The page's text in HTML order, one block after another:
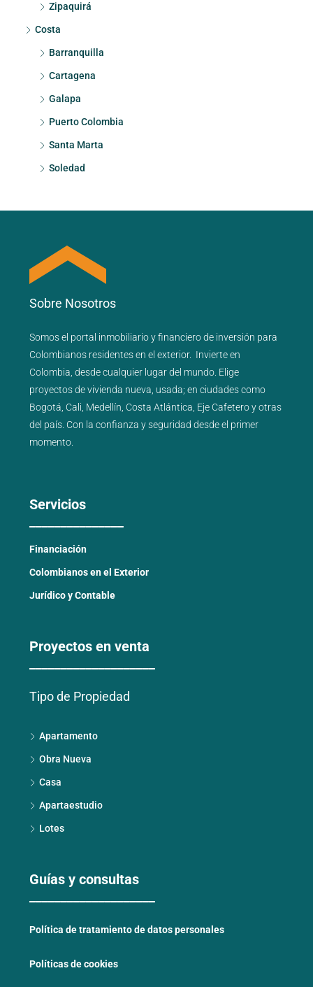
Zipaquirá
Costa
Barranquilla
Cartagena
Galapa
Puerto Colombia
Santa Marta
Soledad
Sobre Nosotros
Somos el portal inmobiliarioyfinancierode inversión para
Colombianos residentes en el exterior. Invierte en
Colombia, desde cualquier lugar del mundo. Elige
proyectos devivienda nueva usada; en ciudades como
Bogotá Cali Medellín Costa Atlántica Eje Cafeteroyotras
del país . Con la confianza y seguridad desde el primer
momento.
Servicios
Financiación
Colombianos en el Exterior
Jurídico y Contable
Proyectos en venta
Tipo de Propiedad
Apartamento
Obra Nueva
Casa
Apartaestudio
Lotes
Guías y consultas
Política de tratamiento de datos personales
Políticas de cookies